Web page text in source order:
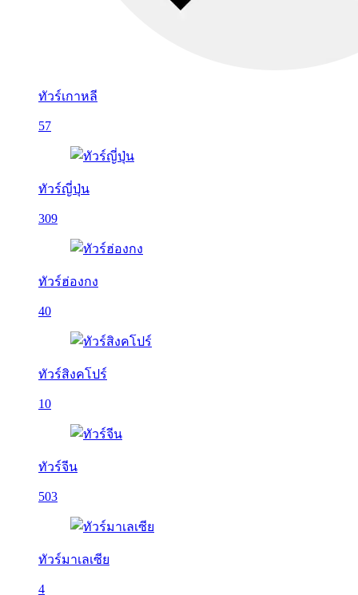
ทัวร์เกาหลี
57
ทัวร์ญี่ปุ่น
309
ทัวร์ฮ่องกง
40
ทัวร์สิงคโปร์
10
ทัวร์จีน
503
ทัวร์มาเลเซีย
4